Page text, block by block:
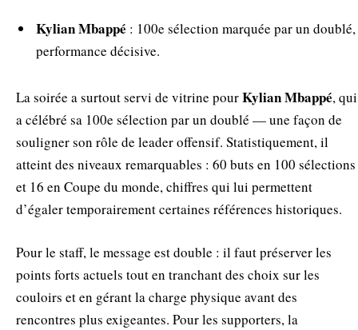
Kylian Mbappé : 100e sélection marquée par un doublé,
performance décisive.
La soirée a surtout servi de vitrine pourKylian Mbappé, qui
a célébré sa 100e sélection par un doublé — une façon de
souligner son rôle de leader offensif. Statistiquement, il
atteint des niveaux remarquables : 60 buts en 100 sélections
et 16 en Coupe du monde, chiffres qui lui permettent
d’égaler temporairement certaines références historiques.
Pour le staff, le message est double : il faut préserver les
points forts actuels tout en tranchant des choix sur les
couloirs et en gérant la charge physique avant des
rencontres plus exigeantes. Pour les supporters, la